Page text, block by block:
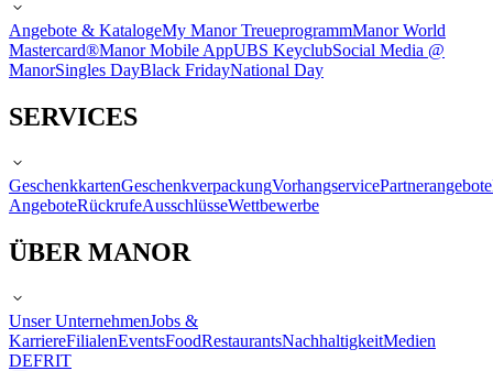
Angebote & KatalogeMy Manor TreueprogrammManor World
Mastercard®Manor Mobile AppUBS KeyclubSocial Media @
ManorSingles DayBlack FridayNational Day
SERVICES
GeschenkkartenGeschenkverpackungVorhangservicePartnerangebote
AngeboteRückrufeAusschlüsseWettbewerbe
ÜBER MANOR
Unser UnternehmenJobs &
KarriereFilialenEventsFoodRestaurantsNachhaltigkeitMedien
DEFRIT